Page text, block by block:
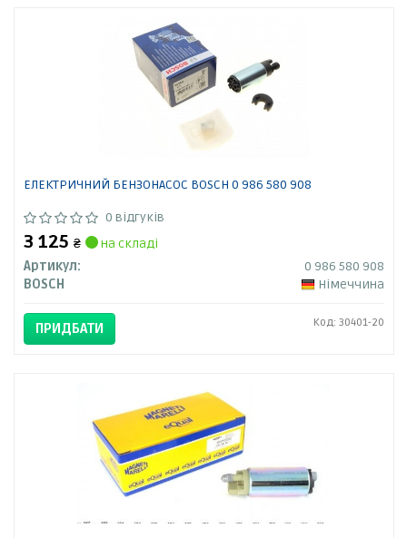
ЕЛЕКТРИЧНИЙ БЕНЗОНАСОС BOSCH 0 986 580 908
0 відгуків
3 125 ₴
на складі
Артикул:
0 986 580 908
BOSCH
Німеччина
ПРИДБАТИ Код: 30401-20